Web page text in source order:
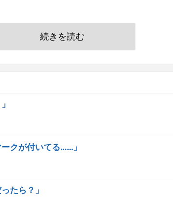
続きを読む
クが付いてる……」
たら？」